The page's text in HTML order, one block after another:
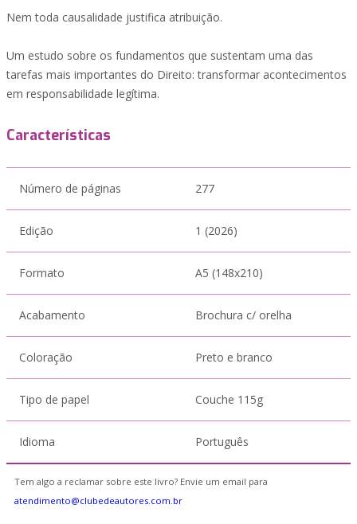
Nem toda causalidade justifica atribuição.
Um estudo sobre os fundamentos que sustentam uma das
tarefas mais importantes do Direito: transformar acontecimentos
em responsabilidade legítima.
Características
Número de páginas 277
Edição 1 (2026)
Formato A5 (148x210)
Acabamento Brochura c/ orelha
Coloração Preto e branco
Tipo de papel Couche 115g
Idioma Português
Tem algo a reclamar sobre este livro? Envie um email para
atendimento@clubedeautores.com.br